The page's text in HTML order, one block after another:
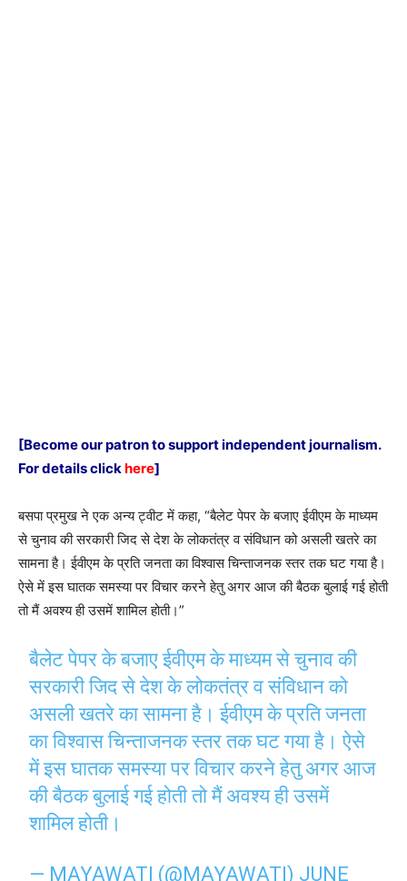
[Become our patron to support independent journalism.
For details clickhere]
बसपा प्रमुख ने एक अन्य ट्वीट में कहा, “बैलेट पेपर के बजाए ईवीएम के माध्यम
से चुनाव की सरकारी जिद से देश के लोकतंत्र व संविधान को असली खतरे का
सामना है। ईवीएम के प्रति जनता का विश्वास चिन्ताजनक स्तर तक घट गया है।
ऐसे में इस घातक समस्या पर विचार करने हेतु अगर आज की बैठक बुलाई गई होती
तो मैं अवश्य ही उसमें शामिल होती।”
बैलेट पेपर के बजाए ईवीएम के माध्यम से चुनाव की
सरकारी जिद से देश के लोकतंत्र व संविधान को
असली खतरे का सामना है। ईवीएम के प्रति जनता
का विश्वास चिन्ताजनक स्तर तक घट गया है। ऐसे
में इस घातक समस्या पर विचार करने हेतु अगर आज
की बैठक बुलाई गई होती तो मैं अवश्य ही उसमें
शामिल होती।
— MAYAWATI (@MAYAWATI) JUNE